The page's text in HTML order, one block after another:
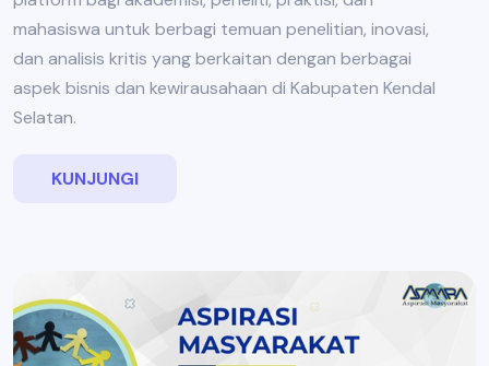
mahasiswa untuk berbagi temuan penelitian, inovasi,
dan analisis kritis yang berkaitan dengan berbagai
aspek bisnis dan kewirausahaan di Kabupaten Kendal
Selatan.
KUNJUNGI